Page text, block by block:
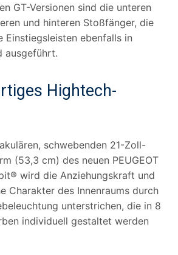
GT-Versionen sind die unteren
und hinteren Stoßfänger, die
Einstiegsleisten ebenfalls in
ausgeführt.
Hightech-
schwebenden 21-Zoll-
(53,3 cm) des neuen PEUGEOT
wird die Anziehungskraft und
Charakter des Innenraums durch
unterstrichen, die in 8
individuell gestaltet werden